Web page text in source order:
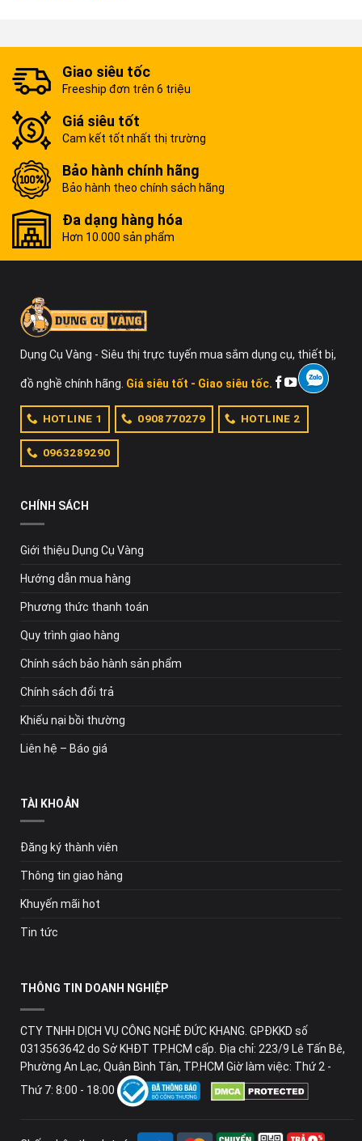
Giao siêu tốc
Freeship đơn trên 6 triệu
Giá siêu tốt
Cam kết tốt nhất thị trường
Bảo hành chính hãng
Bảo hành theo chính sách hãng
Đa dạng hàng hóa
Hơn 10.000 sản phẩm
Dụng Cụ Vàng - Siêu thị trực tuyến mua sắm dụng cụ, thiết bị,
đồ nghề chính hãng. Giá siêu tốt - Giao siêu tốc.
HOTLINE 1 0908770279 HOTLINE 2
0963289290
CHÍNH SÁCH
Giới thiệu Dụng Cụ Vàng
Hướng dẫn mua hàng
Phương thức thanh toán
Quy trình giao hàng
Chính sách bảo hành sản phẩm
Chính sách đổi trả
Khiếu nại bồi thường
Liên hệ – Báo giá
TÀI KHOẢN
Đăng ký thành viên
Thông tin giao hàng
Khuyến mãi hot
Tin tức
THÔNG TIN DOANH NGHIỆP
CTY TNHH DỊCH VỤ CÔNG NGHỆ ĐỨC KHANG. GPĐKKD số
0313563642 do Sở KHĐT TP.HCM cấp. Địa chỉ: 223/9 Lê Tấn Bê,
Phường An Lạc, Quận Bình Tân, TP.HCM Giờ làm việc: Thứ 2 -
Thứ 7: 8:00 - 18:00